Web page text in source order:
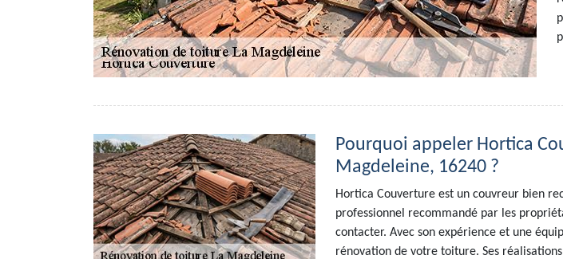
Pourquoi appeler Hortica
Magdeleine, 16240 ?
Hortica Couverture est un couvreur bien
professionnel recommandé par les
contacter. Avec son expérience et une
rénovation de votre toiture. Ses